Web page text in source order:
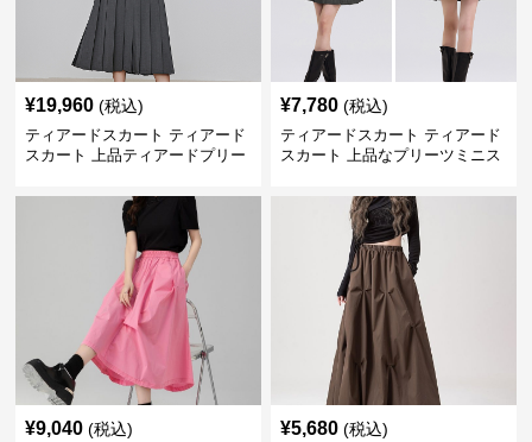
¥19,960 (税込)
ティアードスカート ティアード
スカート 上品ティアードプリー
¥7,780 (税込)
ティアードスカート ティアード
スカート 上品なプリーツミニス
¥9,040 (税込) ¥5,680 (税込)